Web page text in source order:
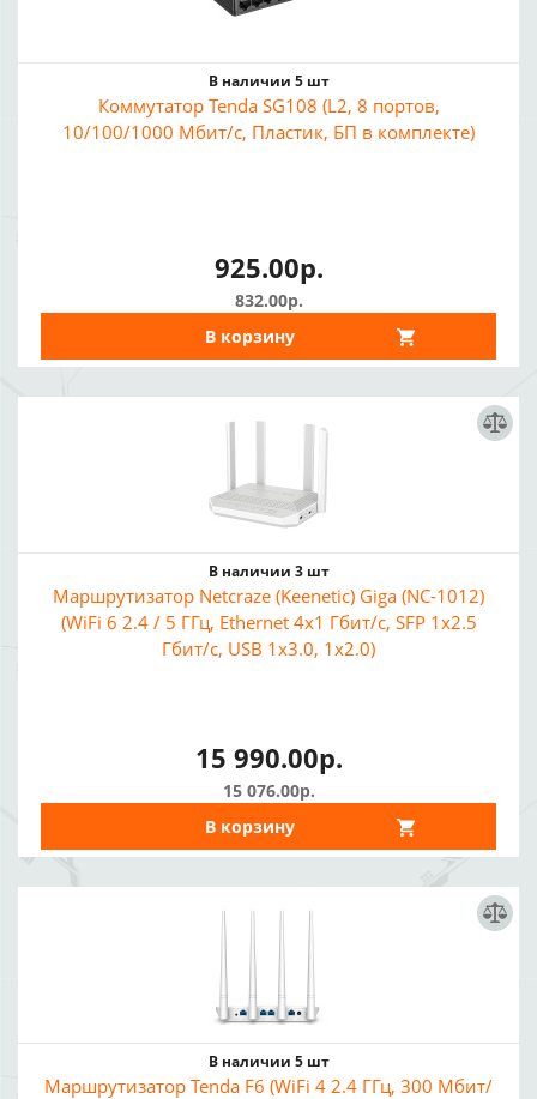
В наличии 5 шт
Коммутатор Tenda SG108 (L2, 8 портов,
10/100/1000 Мбит/с, Пластик, БП в комплекте)
925.00р.
832.00р.
В корзину
В наличии 3 шт
Маршрутизатор Netcraze (Keenetic) Giga (NC-1012)
(WiFi 6 2.4 / 5 ГГц, Ethernet 4x1 Гбит/с, SFP 1x2.5
Гбит/с, USB 1x3.0, 1x2.0)
15 990.00р.
15 076.00р.
В корзину
В наличии 5 шт
Маршрутизатор Tenda F6 (WiFi 4 2.4 ГГц, 300 Мбит/